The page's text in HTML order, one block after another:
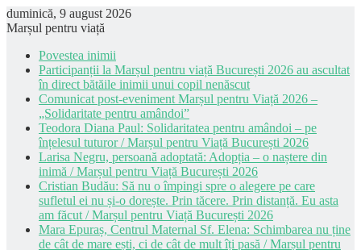
duminică, 9 august 2026
Marșul pentru viață
Povestea inimii
Participanții la Marșul pentru viață București 2026 au ascultat
în direct bătăile inimii unui copil nenăscut
Comunicat post-eveniment Marșul pentru Viață 2026 –
„Solidaritate pentru amândoi”
Teodora Diana Paul: Solidaritatea pentru amândoi – pe
înțelesul tuturor / Marșul pentru Viață București 2026
Larisa Negru, persoană adoptată: Adopția – o naștere din
inimă / Marșul pentru Viață București 2026
Cristian Budău: Să nu o împingi spre o alegere pe care
sufletul ei nu și-o dorește. Prin tăcere. Prin distanță. Eu asta
am făcut / Marșul pentru Viață București 2026
Mara Epuraș, Centrul Maternal Sf. Elena: Schimbarea nu ține
de cât de mare ești, ci de cât de mult îți pasă / Marșul pentru